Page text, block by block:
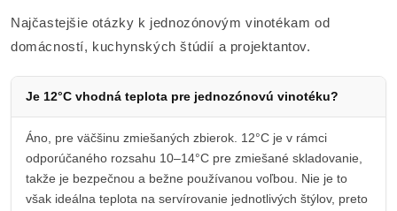
Najčastejšie otázky k jednozónovým vinotékam od
domácností, kuchynských štúdií a projektantov.
Je 12°C vhodná teplota pre jednozónovú vinotéku?
Áno, pre väčšinu zmiešaných zbierok. 12°C je v rámci
odporúčaného rozsahu 10–14°C pre zmiešané skladovanie,
takže je bezpečnou a bežne používanou voľbou. Nie je to
však ideálna teplota na servírovanie jednotlivých štýlov, preto